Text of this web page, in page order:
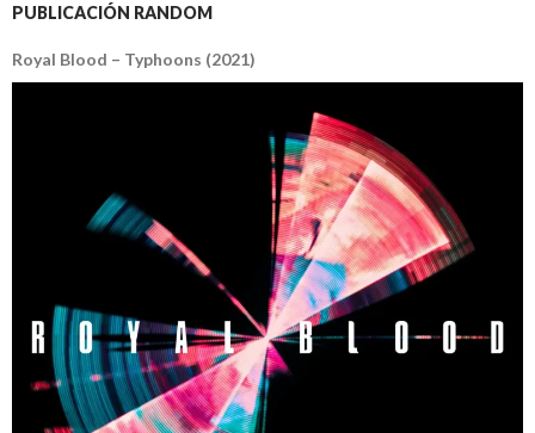
PUBLICACIÓN RANDOM
Royal Blood – Typhoons (2021)